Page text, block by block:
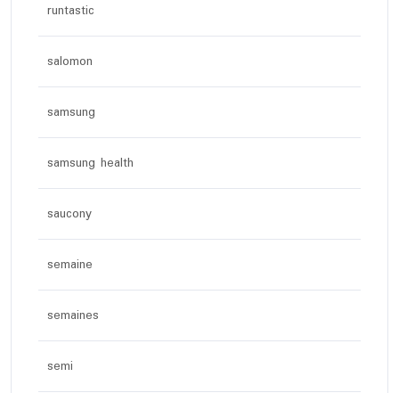
runtastic
salomon
samsung
samsung health
saucony
semaine
semaines
semi